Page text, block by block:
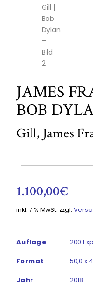
JAMES
BOB
Gill, James
1.100,00€
inkl. 7 % MwSt. zzgl.
Auflage 200
Format 50,0 x
Jahr 2018